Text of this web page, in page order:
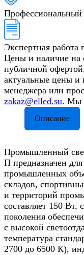
Профессиональный
Экспертная
Цены и наличие на
публичной
актуальные цены и
менеджера или
zakaz@elled.su. Мы
Описание
Промышленный
П предназначен
промышленных
складов,
и территорий
составляет 150 Вт,
поколения
с высокой
температура
2700 до 6500 К),